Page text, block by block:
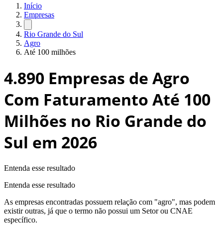
Início
Empresas
Rio Grande do Sul
Agro
Até 100 milhões
4.890 Empresas de Agro
Com Faturamento Até 100
Milhões no Rio Grande do
Sul em 2026
Entenda esse resultado
Entenda esse resultado
As empresas encontradas possuem relação com "agro", mas podem
existir outras, já que o termo não possui um Setor ou CNAE
específico.